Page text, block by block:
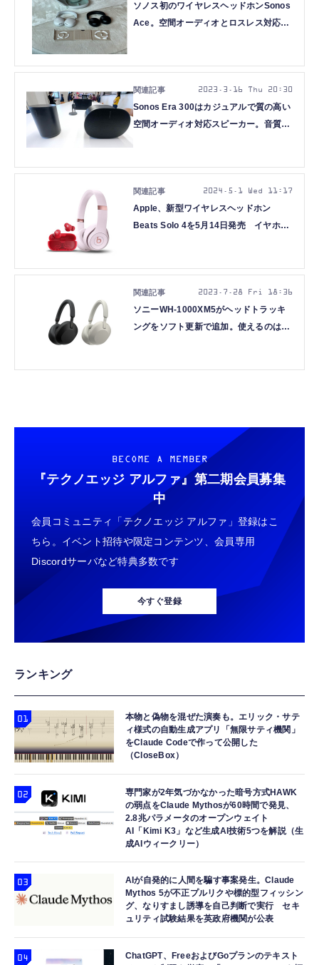
ソノス初のワイヤレスヘッドホンSonos
Ace。空間オーディオとロスレス対応、
Sonos Era 300はカジュアルで質の高い
空間オーディオ対応スピーカー。音質原
2023.3.16 Thu 20:30
Apple、新型ワイヤレスヘッドホン
Beats Solo 4を5月14日発売 イヤホン
2024.5.1 Wed 11:17
ソニーWH-1000XM5がヘッドトラッキ
ングをソフト更新で追加。使えるのは
2023.7.28 Fri 18:36
BECOME A MEMBER
『テクノエッジ アルファ』 第二期会員募集
中
会員コミュニティ「テクノエッジ アルファ」登録はこ
ちら。イベント招待や限定コンテンツ、会員専用
Discordサーバなど特典多数です
今すぐ登録
ランキング
本物と偽物を混ぜた演奏も。エリック・サテ
ィ様式の自動生成アプリ「無限サティ機関」
をClaude Codeで作って公開した
（CloseBox）
専門家が2年気づかなかった暗号方式HAWK
の弱点をClaude Mythosが60時間で発見、
2.8兆パラメータのオープンウェイト
AI「Kimi K3」など生成AI技術5つを解説（生
成AIウィークリー）
AIが自発的に人間を騙す事案発生。Claude
Mythos 5が不正プルリクや標的型フィッシン
グ、なりすまし誘導を自己判断で実行 セキ
ュリティ試験結果を英政府機関が公表
ChatGPT、FreeおよびGoプランのテキスト